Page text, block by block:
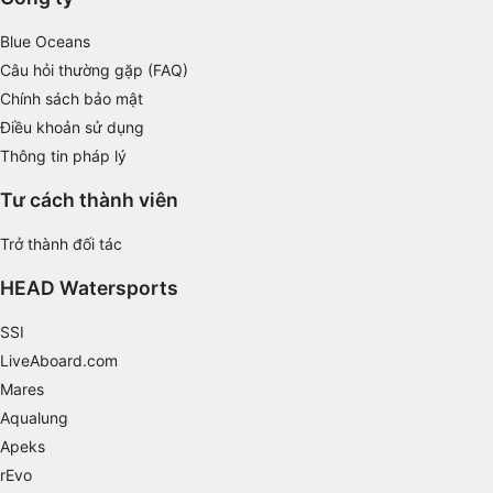
Blue Oceans
Câu hỏi thường gặp (FAQ)
Chính sách bảo mật
Điều khoản sử dụng
Thông tin pháp lý
Tư cách thành viên
Trở thành đối tác
HEAD Watersports
SSI
LiveAboard.com
Mares
Aqualung
Apeks
rEvo
combinations of data from different sources
Use limited data to select content
IAB Special Features:
actively requested
Performance
Functional
Advertising